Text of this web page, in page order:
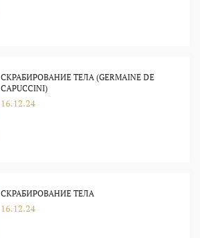
СКРАБИРОВАНИЕ ТЕЛА (GERMAINE DE
CAPUCCINI)
16.12.24
СКРАБИРОВАНИЕ ТЕЛА
16.12.24